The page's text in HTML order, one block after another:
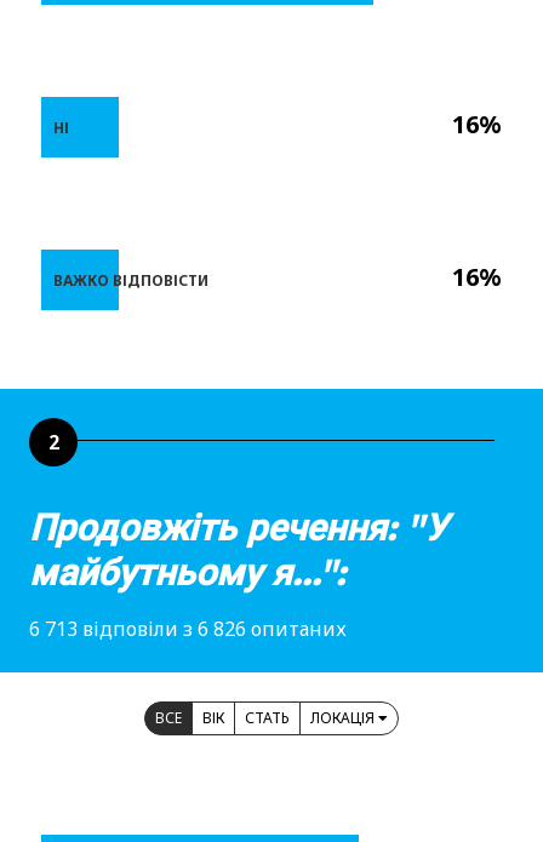
16%
16%
НІ
ВАЖКО ВІДПОВІСТИ
2
Продовжіть речення: "У
майбутньому я...":
6 713 відповіли з 6 826 опитаних
ВСЕ ВІК СТАТЬ ЛОКАЦІЯ